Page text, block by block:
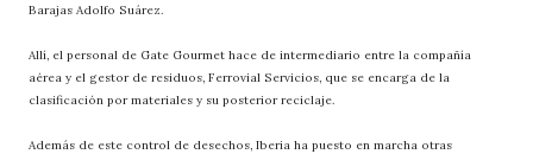
Barajas Adolfo Suárez.
Allí, el personal de Gate Gourmet hace de intermediario entre la compañía
aérea y el gestor de residuos, Ferrovial Servicios, que se encarga de la
clasificación por materiales y su posterior reciclaje.
Además de este control de desechos, Iberia ha puesto en marcha otras